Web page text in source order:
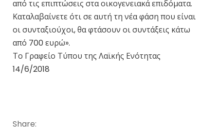
από τις επιπτώσεις στα οικογενειακά επιδόματα.
Καταλαβαίνετε ότι σε αυτή τη νέα φάση που είναι
οι συνταξιούχοι, θα φτάσουν οι συντάξεις κάτω
από 700 ευρώ».
Το Γραφείο Τύπου της Λαϊκής Ενότητας
14/6/2018
Share: